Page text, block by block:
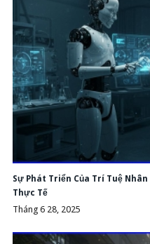
Sự Phát Triển Của Trí Tuệ
Thực Tế
Tháng 6 28, 2025